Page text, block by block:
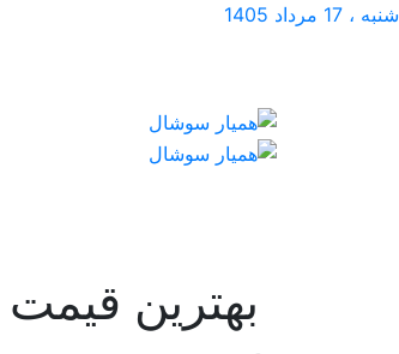
شنبه ، 17 مرداد 1405
بهترین